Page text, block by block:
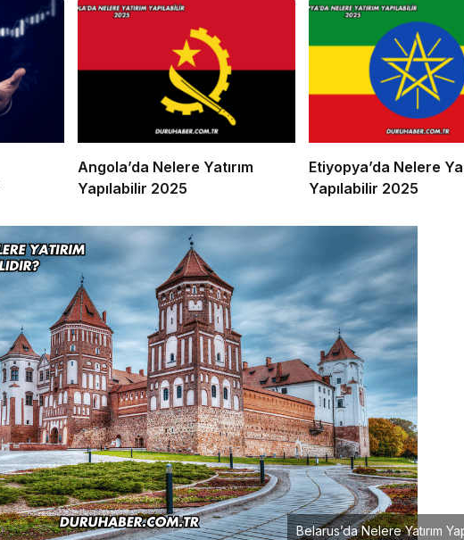
Angola’da Nelere Yatırım
Yapılabilir 2025
Etiyopya’da Nelere
Yapılabilir 2025
Belarus’da Nelere Yatırım